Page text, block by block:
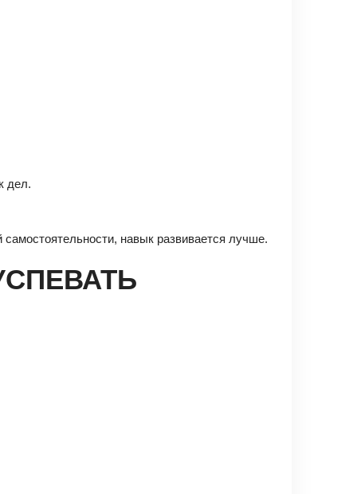
дел.
навык развивается лучше.